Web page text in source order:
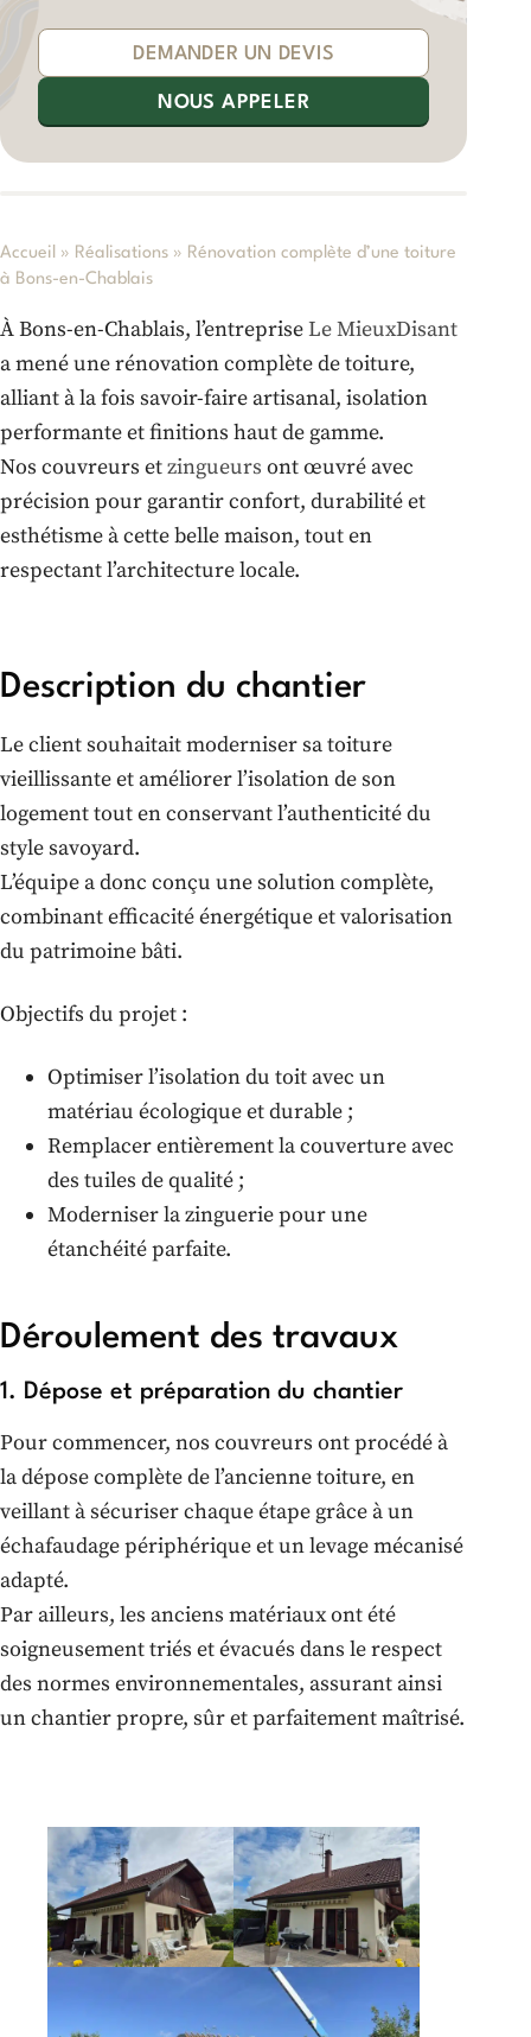
DEMANDER UN DEVIS
NOUS APPELER
Accueil » Réalisations » Rénovation complète d’une toiture
à Bons-en-Chablais
À Bons-en-Chablais, l’entrepriseLe MieuxDisant
a mené une rénovation complète de toiture,
alliant à la fois savoir-faire artisanal, isolation
performante et finitions haut de gamme.
Nos couvreurs etzingueurs ont œuvré avec
précision pour garantir confort, durabilité et
esthétisme à cette belle maison, tout en
respectant l’architecture locale.
Description du chantier
Le client souhaitait moderniser sa toiture
vieillissante et améliorer l’isolation de son
logement tout en conservant l’authenticité du
style savoyard.
L’équipe a donc conçu une solution complète,
combinant efficacité énergétique et valorisation
du patrimoine bâti.
Objectifs du projet :
Optimiser l’isolation du toit avec un
matériau écologique et durable ;
Remplacer entièrement la couverture avec
des tuiles de qualité ;
Moderniser la zinguerie pour une
étanchéité parfaite.
Déroulement des travaux
1. Dépose et préparation du chantier
Pour commencer, nos couvreurs ont procédé à
la dépose complète de l’ancienne toiture, en
veillant à sécuriser chaque étape grâce à un
échafaudage périphérique et un levage mécanisé
adapté.
Par ailleurs, les anciens matériaux ont été
soigneusement triés et évacués dans le respect
des normes environnementales, assurant ainsi
un chantier propre, sûr et parfaitement maîtrisé.